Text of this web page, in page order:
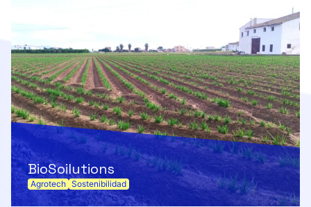
BioSoilutions
Agrotech Sostenibilidad